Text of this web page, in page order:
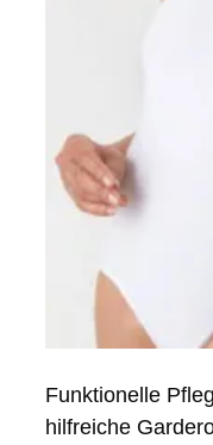
Funktionelle
hilfreiche